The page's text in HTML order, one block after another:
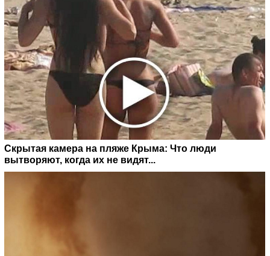
Скрытая камера на пляже Крыма: Что люди
вытворяют, когда их не видят...